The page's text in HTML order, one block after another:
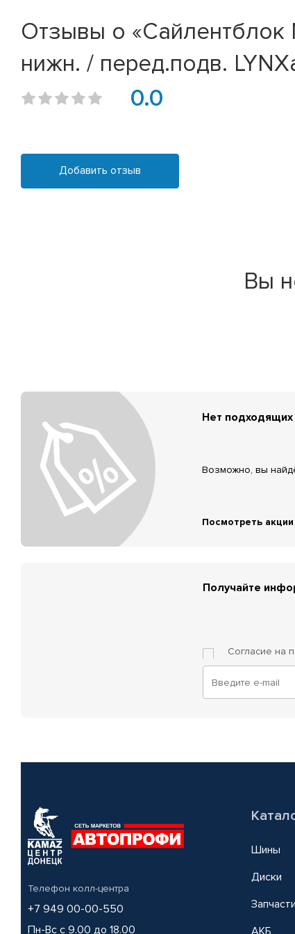
Отзывы о «Сайлентблок
нижн. / перед.подв.
0.0
Добавить отзыв
Вы
Нет
Возможно, вы
Посмотреть акции
Получайте
Согласие на
Телефон колл-центра
+7 949 00-00-550
Пн-Вс с 9.00 до 18.00
Шины
Диски
Запчасти
АКБ